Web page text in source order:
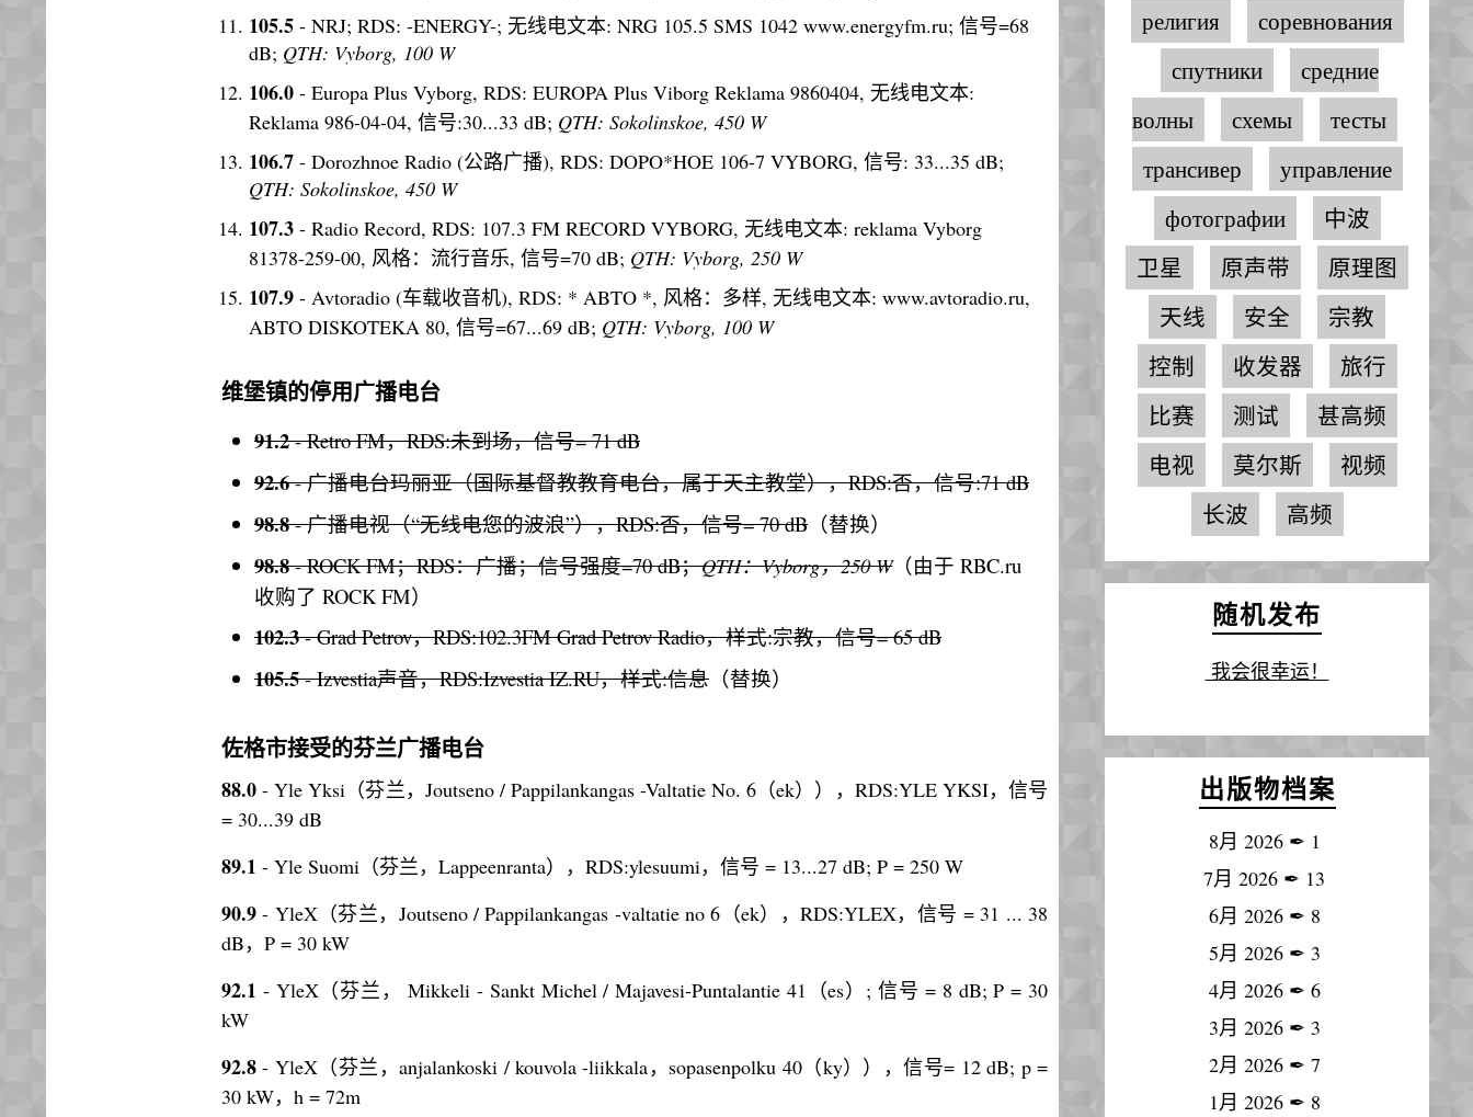
105.5 - NRJ; RDS: -ENERGY-; 无线电文本: NRG 105.5 SMS 1042 www.energyfm.ru; 信号=68
dB; QTH: Vyborg, 100 W
106.0 - Europa Plus Vyborg, RDS: EUROPA Plus Viborg Reklama 9860404, 无线电文本:
Reklama 986-04-04, 信号:30...33 dB; QTH: Sokolinskoe, 450 W
106.7 - Dorozhnoe Radio (公路广播), RDS: DOPO*HOE 106-7 VYBORG, 信号: 33...35 dB;
QTH: Sokolinskoe, 450 W
107.3 - Radio Record, RDS: 107.3 FM RECORD VYBORG, 无线电文本: reklama Vyborg
81378-259-00, 风格：流行音乐, 信号=70 dB; QTH: Vyborg, 250 W
107.9 - Avtoradio (车载收音机), RDS: * ABTO *, 风格：多样, 无线电文本: www.avtoradio.ru,
ABTO DISKOTEKA 80, 信号=67...69 dB; QTH: Vyborg, 100 W
维堡镇的停用广播电台
91.2- Retro FM，RDS:未到场，信号= 71 dB
92.6- 广播电台玛丽亚（国际基督教教育电台，属于天主教堂），RDS:否，信号:71 dB
98.8- 广播电视（“无线电您的波浪”），RDS:否，信号= 70 dB （替换）
98.8- ROCK FM；RDS：广播；信号强度=70 dB；QTH：Vyborg，250 W（由于 RBC.ru
收购了 ROCK FM）
102.3- Grad Petrov，RDS:102.3FM Grad Petrov Radio，样式:宗教，信号= 65 dB
105.5- Izvestia声音，RDS:Izvestia IZ.RU，样式:信息 （替换）
佐格市接受的芬兰广播电台
88.0 - Yle Yksi（芬兰，Joutseno / Pappilankangas -Valtatie No. 6（ek）），RDS:YLE YKSI，信号
= 30...39 dB
89.1 - Yle Suomi（芬兰，Lappeenranta），RDS:ylesuumi，信号 = 13...27 dB; P = 250 W
90.9 - YleX（芬兰，Joutseno / Pappilankangas -valtatie no 6（ek），RDS:YLEX，信号 = 31 ... 38
dB，P = 30 kW
92.1 - YleX（芬兰， Mikkeli - Sankt Michel / Majavesi-Puntalantie 41（es）; 信号 = 8 dB; P = 30
kW
92.8 - YleX（芬兰，anjalankoski / kouvola -liikkala，sopasenpolku 40（ky）），信号= 12 dB; p =
30 kW，h = 72m
религия
соревнования
спутники
средние
волны
схемы
тесты
трансивер
управление
фотографии
中波
卫星
原声带
原理图
天线
安全
宗教
控制
收发器
旅行
比赛
测试
甚高频
电视
莫尔斯
视频
长波
高频
随机发布
我会很幸运！
出版物档案
8月 2026✒ 1
7月 2026 ✒ 13
6月 2026✒ 8
5月 2026✒ 3
4月 2026✒ 6
3月 2026✒ 3
2月 2026✒ 7
1月 2026✒ 8